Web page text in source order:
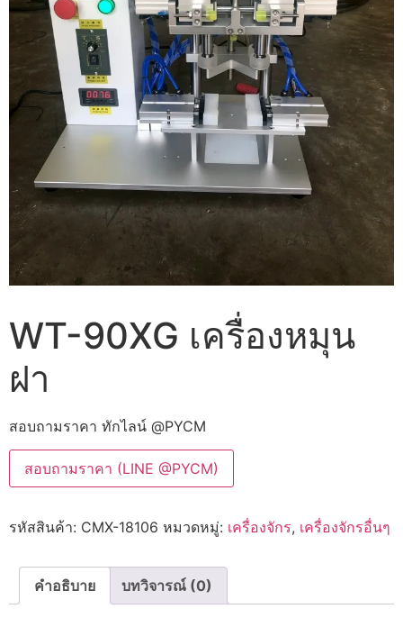
WT-90XG เครื่องหมุน
ฝา
สอบถามราคา ทักไลน์ @PYCM
สอบถามราคา (LINE @PYCM)
รหัสสินค้า: CMX-18106 หมวดหมู่: เครื่องจักร, เครื่องจักรอื่นๆ
คำอธิบาย บทวิจารณ์ (0)